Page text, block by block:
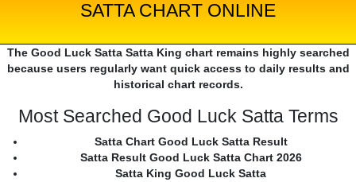
SATTA CHART ONLINE
The Good Luck Satta Satta King chart remains highly searched
because users regularly want quick access to daily results and
historical chart records.
Most Searched Good Luck Satta Terms
Satta Chart Good Luck Satta Result
Satta Result Good Luck Satta Chart 2026
Satta King Good Luck Satta